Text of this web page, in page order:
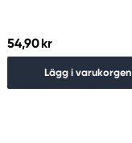
54,90 kr
Lägg i varukorgen